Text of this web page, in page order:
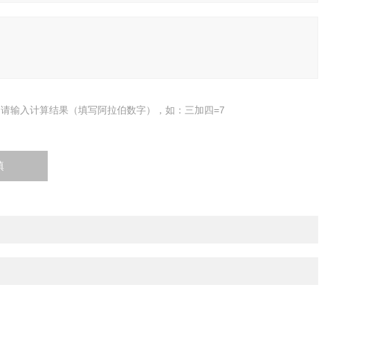
请输入计算结果（填写阿拉伯数字），如：三加四=7